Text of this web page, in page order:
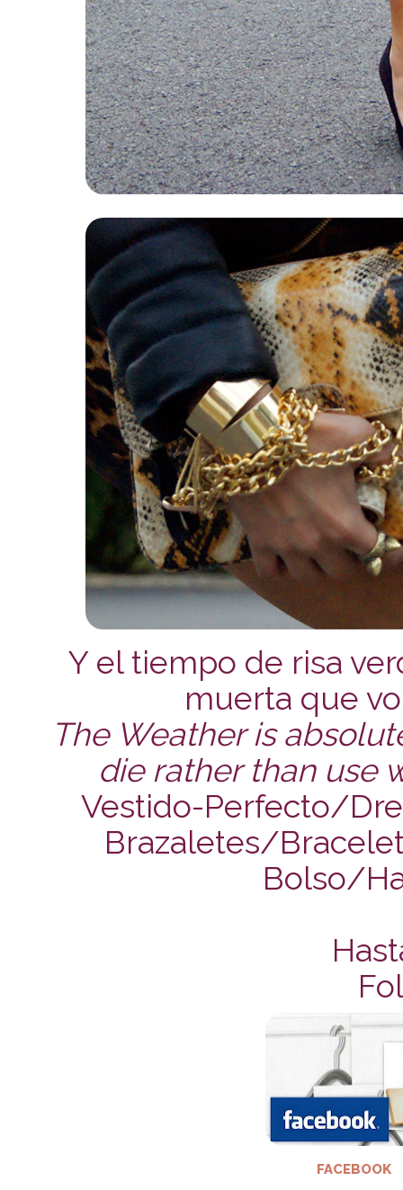
Y el tiempo de risa
muerta que
The Weather is
die rather than use
Vestido-Perfecto/
Brazaletes/
Bolso/
FACEBOOK